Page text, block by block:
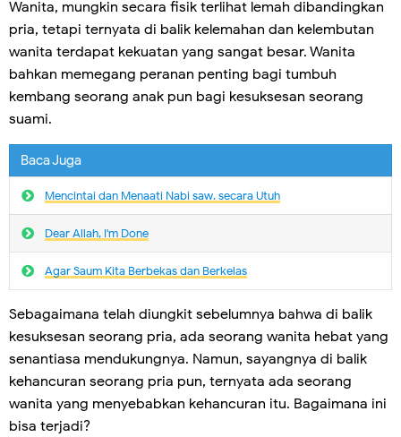
Wanita, mungkin secara fisik terlihat lemah dibandingkan
pria, tetapi ternyata di balik kelemahan dan kelembutan
wanita terdapat kekuatan yang sangat besar. Wanita
bahkan memegang peranan penting bagi tumbuh
kembang seorang anak pun bagi kesuksesan seorang
suami.
Baca Juga
Mencintai dan Menaati Nabi saw. secara Utuh
Dear Allah, I'm Done
Agar Saum Kita Berbekas dan Berkelas
Sebagaimana telah diungkit sebelumnya bahwa di balik
kesuksesan seorang pria, ada seorang wanita hebat yang
senantiasa mendukungnya. Namun, sayangnya di balik
kehancuran seorang pria pun, ternyata ada seorang
wanita yang menyebabkan kehancuran itu. Bagaimana ini
bisa terjadi?